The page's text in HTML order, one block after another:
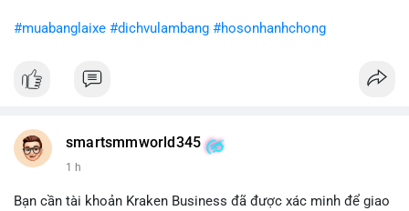
tăng.
#muabanglaixe #dichvulambang #hosonhanhchong
smartsmmworld345
1 h
Bạn cần tài khoản Kraken Business đã được xác minh để giao